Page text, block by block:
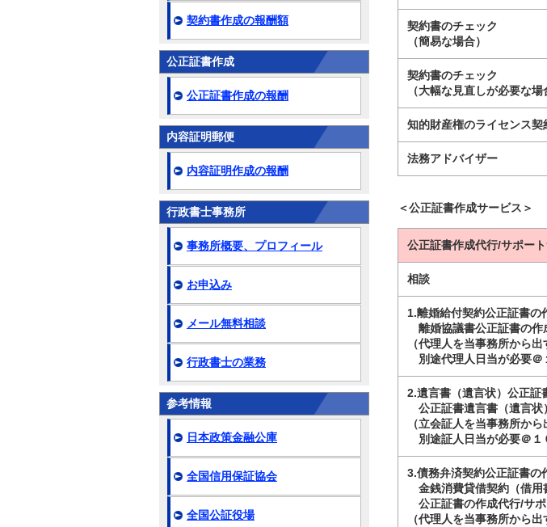
契約書のチェック
（簡易な場合）
契約書のチェック
（大幅な見直しが必要な場
知的財産権のライセンス契
法務アドバイザー
＜公正証書作成サービス＞
公正証書作成代行/サポー
相談
1.離婚給付契約公正証書の
離婚協議書公正証書の作
（代理人を当事務所から出
別途代理人日当が必要＠
2.遺言書（遺言状）公正証
公正証書遺言書（遺言状
（立会証人を当事務所か
別途証人日当が必要＠１
3.債務弁済契約公正証書の
金銭消費貸借契約（借用
公正証書の作成代行/サポ
（代理人を当事務所から出
契約書作成の報酬額
公正証書作成
公正証書作成の報酬
内容証明郵便
内容証明作成の報酬
行政書士事務所
事務所概要、プロフィール
お申込み
メール無料相談
行政書士の業務
参考情報
日本政策金融公庫
全国信用保証協会
全国公証役場